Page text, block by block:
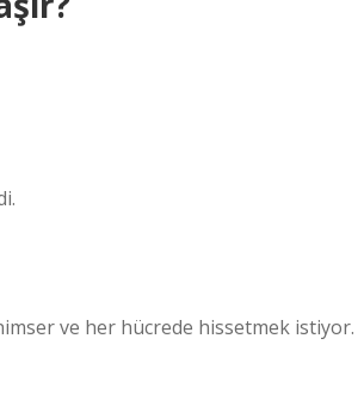
ve her hücrede hissetmek istiyor.